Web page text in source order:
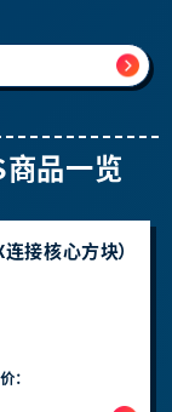
品一览
接核心方块）
：